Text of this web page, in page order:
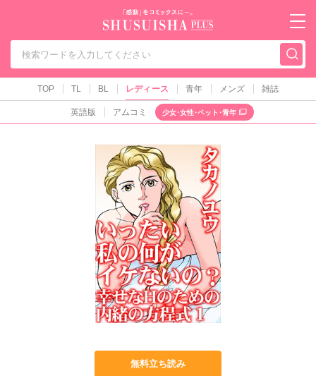
秋水社PLUS（テ
TOP TL BL レディース 青年 メンズ 雑誌
英語版 アムコミ 少女･女性･ペット･青年
無料立ち読み